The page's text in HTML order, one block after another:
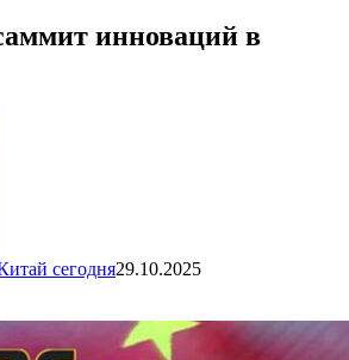
инноваций в
сегодня29.10.2025